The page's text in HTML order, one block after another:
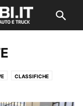
CLASSIFICHE
RICAMBI AUTO